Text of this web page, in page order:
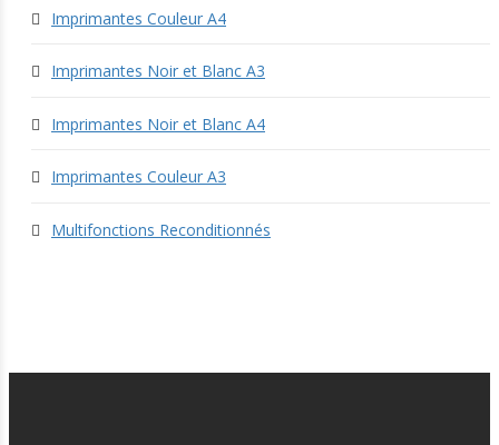
Imprimantes Couleur A4
Imprimantes Noir et Blanc A3
Imprimantes Noir et Blanc A4
Imprimantes Couleur A3
Multifonctions Reconditionnés